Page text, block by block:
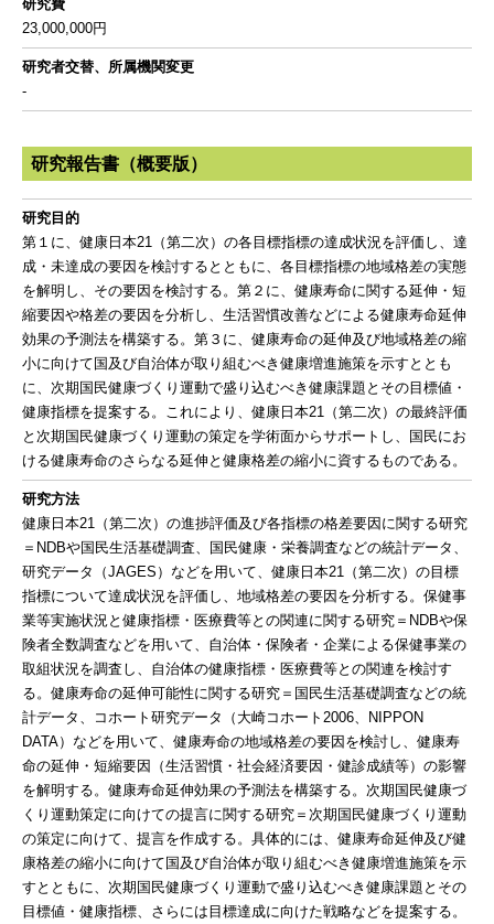
研究費
23,000,000円
研究者交替、所属機関変更
-
研究報告書（概要版）
研究目的
第１に、健康日本21（第二次）の各目標指標の達成状況を評価し、達
成・未達成の要因を検討するとともに、各目標指標の地域格差の実態
を解明し、その要因を検討する。第２に、健康寿命に関する延伸・短
縮要因や格差の要因を分析し、生活習慣改善などによる健康寿命延伸
効果の予測法を構築する。第３に、健康寿命の延伸及び地域格差の縮
小に向けて国及び自治体が取り組むべき健康増進施策を示すととも
に、次期国民健康づくり運動で盛り込むべき健康課題とその目標値・
健康指標を提案する。これにより、健康日本21（第二次）の最終評価
と次期国民健康づくり運動の策定を学術面からサポートし、国民にお
ける健康寿命のさらなる延伸と健康格差の縮小に資するものである。
研究方法
健康日本21（第二次）の進捗評価及び各指標の格差要因に関する研究
＝NDBや国民生活基礎調査、国民健康・栄養調査などの統計データ、
研究データ（JAGES）などを用いて、健康日本21（第二次）の目標
指標について達成状況を評価し、地域格差の要因を分析する。保健事
業等実施状況と健康指標・医療費等との関連に関する研究＝NDBや保
険者全数調査などを用いて、自治体・保険者・企業による保健事業の
取組状況を調査し、自治体の健康指標・医療費等との関連を検討す
る。健康寿命の延伸可能性に関する研究＝国民生活基礎調査などの統
計データ、コホート研究データ（大崎コホート2006、NIPPON
DATA）などを用いて、健康寿命の地域格差の要因を検討し、健康寿
命の延伸・短縮要因（生活習慣・社会経済要因・健診成績等）の影響
を解明する。健康寿命延伸効果の予測法を構築する。次期国民健康づ
くり運動策定に向けての提言に関する研究＝次期国民健康づくり運動
の策定に向けて、提言を作成する。具体的には、健康寿命延伸及び健
康格差の縮小に向けて国及び自治体が取り組むべき健康増進施策を示
すとともに、次期国民健康づくり運動で盛り込むべき健康課題とその
目標値・健康指標、さらには目標達成に向けた戦略などを提案する。